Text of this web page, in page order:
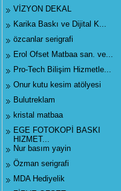
VİZYON DEKAL
Karika Baskı ve Dijital K...
özcanlar serigrafi
Erol Ofset Matbaa san. ve...
Pro-Tech Bilişim Hizmetle...
Onur kutu kesim atölyesi
Bulutreklam
kristal matbaa
EGE FOTOKOPİ BASKI
HIZMET...
Nur basım yayin
Özman serigrafi
MDA Hediyelik